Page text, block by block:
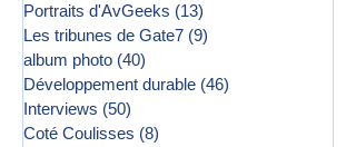
Portraits d'AvGeeks (13)
Les tribunes de Gate7 (9)
album photo (40)
Développement durable (46)
Interviews (50)
Coté Coulisses (8)